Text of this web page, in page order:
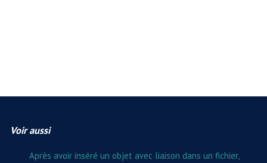
Voir aussi
Après avoir inséré un objet avec liaison dans un fichier,